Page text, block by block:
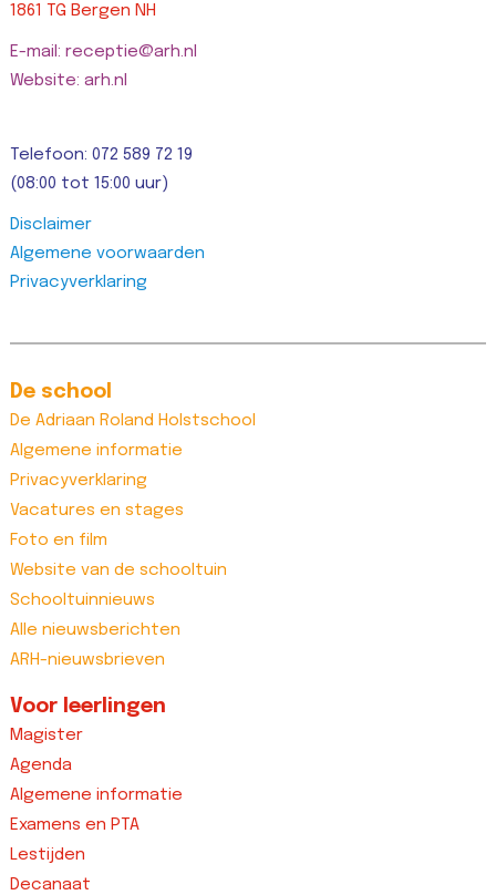
1861 TG Bergen NH
E-mail: receptie@arh.nl
Website: arh.nl
Telefoon: 072 589 72 19
(08:00 tot 15:00 uur)
Disclaimer
Algemene voorwaarden
Privacyverklaring
De school
De Adriaan Roland Holstschool
Algemene informatie
Privacyverklaring
Vacatures en stages
Foto en film
Website van de schooltuin
Schooltuinnieuws
Alle nieuwsberichten
ARH-nieuwsbrieven
Voor leerlingen
Magister
Agenda
Algemene informatie
Examens en PTA
Lestijden
Decanaat